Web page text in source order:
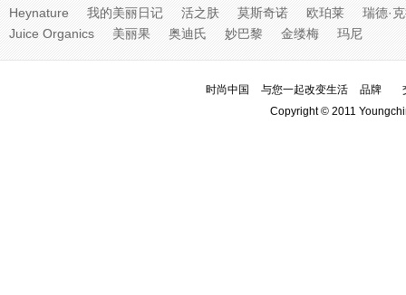
Heynature
我的美丽日记 活之肤 莫斯奇诺 欧珀莱
瑞德·
Juice Organics
美丽果 奥迪氏 妙巴黎 金缕梅 玛尼
时尚中国 与您一起改变生活 品牌
Copyright © 2011